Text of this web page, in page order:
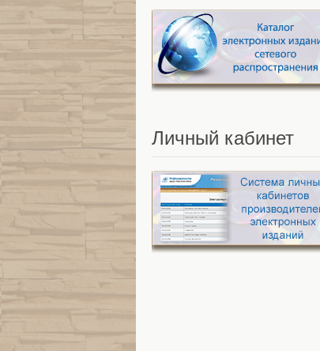
Личный кабинет